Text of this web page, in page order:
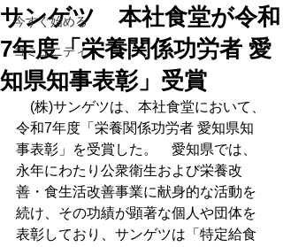
今すぐ始める
コミュニティ
サンゲツ 本社食堂が令和
7年度「栄養関係功労者 愛
知県知事表彰」受賞
(株)サンゲツは、本社食堂において、
令和7年度「栄養関係功労者 愛知県知
事表彰」を受賞した。　愛知県では、
永年にわたり公衆衛生および栄養改
善・食生活改善事業に献身的な活動を
続け、その功績が顕著な個人や団体を
表彰しており、サンゲツは「特定給食